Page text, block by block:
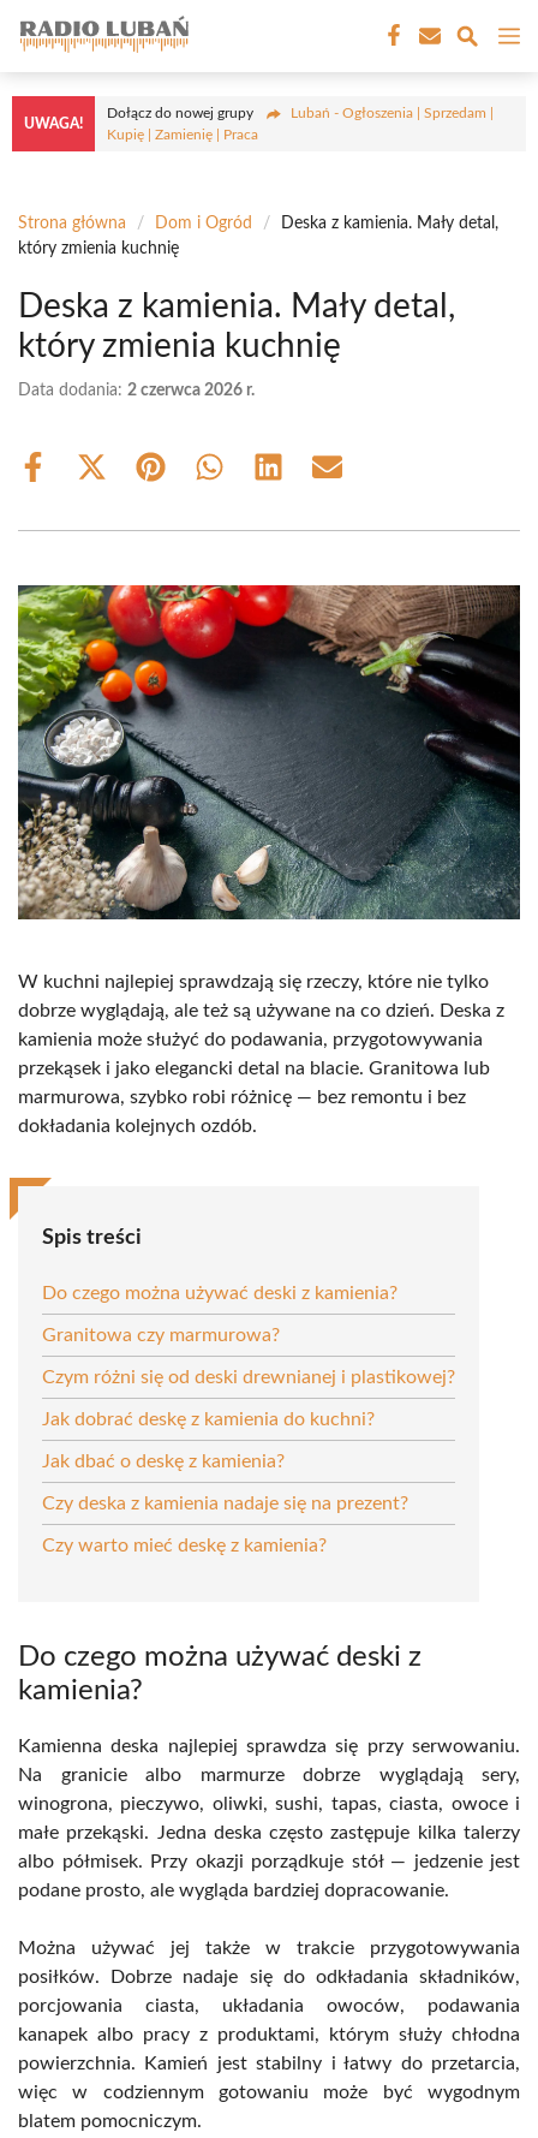
treści
UWAGA!
Dołącz do nowej grupy
Lubań - Ogłoszenia | Sprzedam |
Kupię | Zamienię | Praca
Strona główna / Dom i Ogród /
Deska z kamienia. Mały detal,
który zmienia kuchnię
Deska z kamienia. Mały detal,
który zmienia kuchnię
Data dodania: 2 czerwca 2026 r.
Share
Share
(Twitter)
Share Share Share Share
W kuchni najlepiej sprawdzają się rzeczy, które nie tylko
dobrze wyglądają, ale też są używane na co dzień. Deska z
kamienia może służyć do podawania, przygotowywania
przekąsek i jako elegancki detal na blacie. Granitowa lub
marmurowa, szybko robi różnicę — bez remontu i bez
dokładania kolejnych ozdób.
Spis treści
Do czego można używać deski z kamienia?
Granitowa czy marmurowa?
Czym różni się od deski drewnianej i plastikowej?
Jak dobrać deskę z kamienia do kuchni?
Jak dbać o deskę z kamienia?
Czy deska z kamienia nadaje się na prezent?
Czy warto mieć deskę z kamienia?
Do czego można używać deski z
kamienia?
Kamienna deska najlepiej sprawdza się przy serwowaniu.
Na granicie albo marmurze dobrze wyglądają sery,
winogrona, pieczywo, oliwki, sushi, tapas, ciasta, owoce i
małe przekąski. Jedna deska często zastępuje kilka talerzy
albo półmisek. Przy okazji porządkuje stół — jedzenie jest
podane prosto, ale wygląda bardziej dopracowanie.
Można używać jej także w trakcie przygotowywania
posiłków. Dobrze nadaje się do odkładania składników,
porcjowania ciasta, układania owoców, podawania
kanapek albo pracy z produktami, którym służy chłodna
powierzchnia. Kamień jest stabilny i łatwy do przetarcia,
więc w codziennym gotowaniu może być wygodnym
blatem pomocniczym.